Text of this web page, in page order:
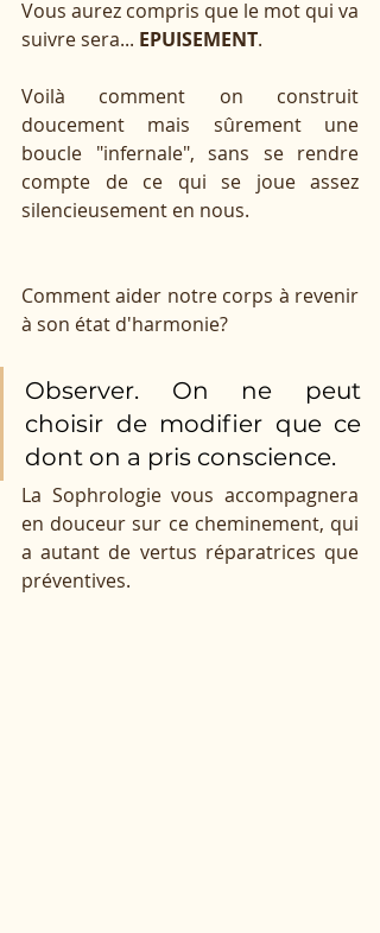
Vous aurez compris que le mot qui va
suivre sera... EPUISEMENT.
Voilà comment on construit
doucement mais sûrement une
boucle "infernale", sans se rendre
compte de ce qui se joue assez
silencieusement en nous.
Comment aider notre corps à revenir
à son état d'harmonie?
Observer. On ne peut
choisir de modifier que ce
dont on a pris conscience.
La Sophrologie vous accompagnera
en douceur sur ce cheminement, qui
a autant de vertus réparatrices que
préventives.